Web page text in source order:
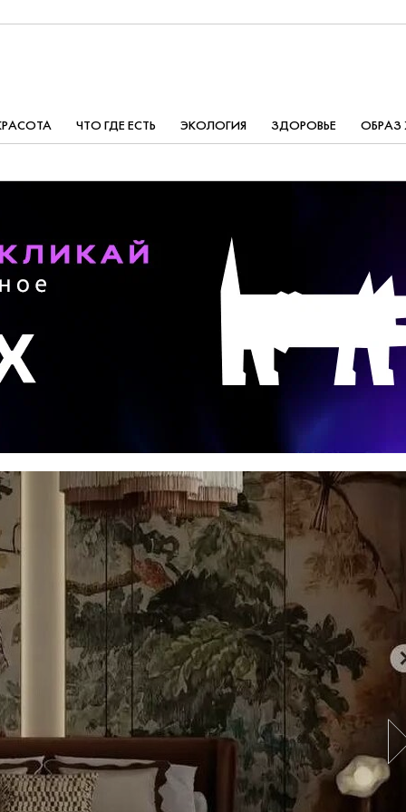
ЧТО ГДЕ ЕСТЬ ЭКОЛОГИЯ ЗДОРОВЬЕ